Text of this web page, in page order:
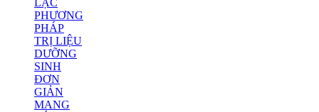
LẠC
PHƯƠNG
PHÁP
TRỊ LIỆU
DƯỠNG
SINH
ĐƠN
GIẢN
MANG